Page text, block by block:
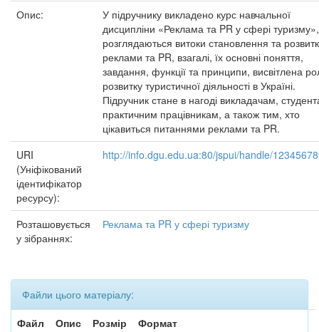
Опис:
У підручнику викладено курс навчальної
дисципліни «Реклама та PR у сфері туризму»,
розглядаються витоки становлення та
реклами та PR, взагалі, їх основні поняття,
завдання, функції та принципи, висвітлена
розвитку туристичної діяльності в Україні.
Підручник стане в нагоді викладачам,
практичним працівникам, а також тим, хто
цікавиться питаннями реклами та PR.
URI
(Уніфікований
ідентифікатор
ресурсу):
http://info.dgu.edu.ua:80/jspui/handle/
Розташовується
у зібраннях:
Реклама та PR у сфері туризму
Файли цього матеріалу:
Файл
Опис Розмір
Формат